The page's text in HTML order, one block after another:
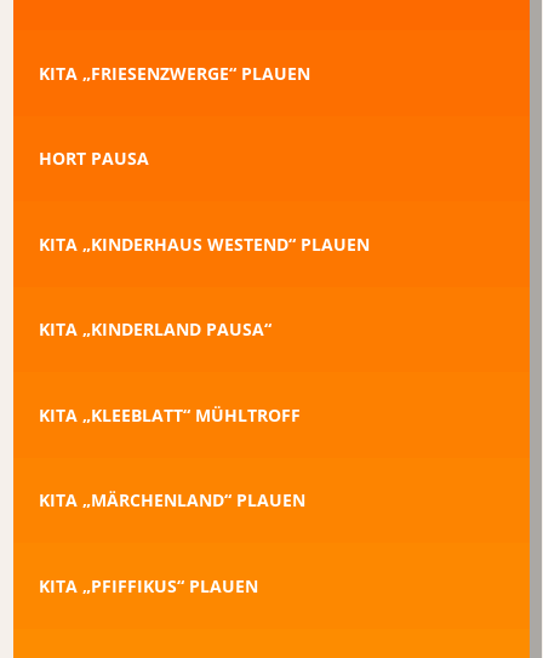
KITA „FRIESENZWERGE“ PLAUEN
HORT PAUSA
KITA „KINDERHAUS WESTEND“ PLAUEN
KITA „KINDERLAND PAUSA“
KITA „KLEEBLATT“ MÜHLTROFF
KITA „MÄRCHENLAND“ PLAUEN
KITA „PFIFFIKUS“ PLAUEN